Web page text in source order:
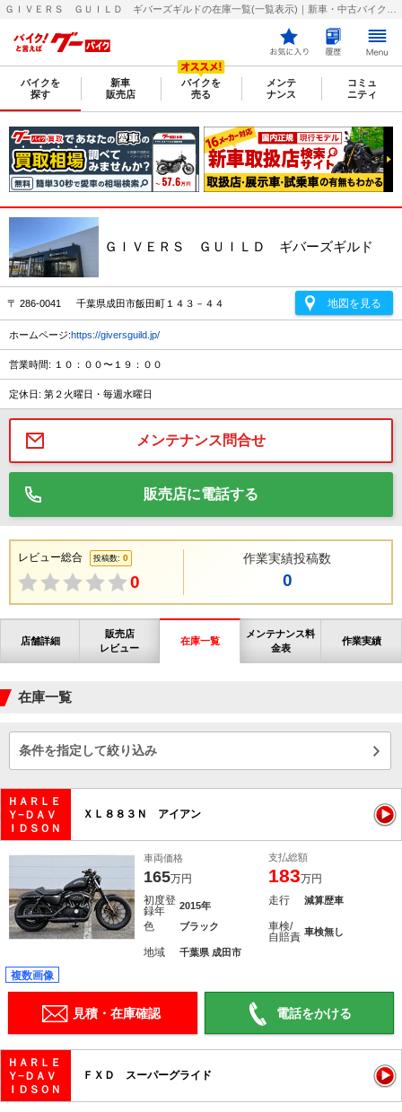
バイクを
探す
新車
販売店
バイクを
売る
メンテ
ナンス
コミュ
ニティ
ＧＩＶＥＲＳ ＧＵＩＬＤ ギバーズギルド
〒 286-0041 千葉県成田市飯田町１４３－４４ 地図を見る
ホームページ:https://giversguild.jp/
営業時間: １０：００〜１９：００
定休日: 第２火曜日・毎週水曜日
メンテナンス問合せ
販売店に電話する
レビュー総合 投稿数: 0
0
作業実績投稿数
0
店舗詳細
販売店
レビュー
在庫一覧
メンテナンス料
金表
作業実績
在庫一覧
条件を指定して絞り込み
ＨＡＲＬＥ
Ｙ−ＤＡＶ
ＩＤＳＯＮ
ＸＬ８８３Ｎ アイアン
車両価格
165万円
支払総額
183万円
初度登
録年
2015年 走行 減算歴車
色 ブラック
車検/
自賠責 車検無し
地域 千葉県 成田市
複数画像
見積・在庫確認 電話をかける
ＨＡＲＬＥ
Ｙ−ＤＡＶ
ＩＤＳＯＮ
ＦＸＤ スーパーグライド